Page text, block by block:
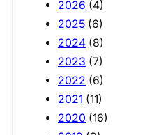
2026 (4)
2025 (6)
2024 (8)
2023 (7)
2022 (6)
2021 (11)
2020 (16)